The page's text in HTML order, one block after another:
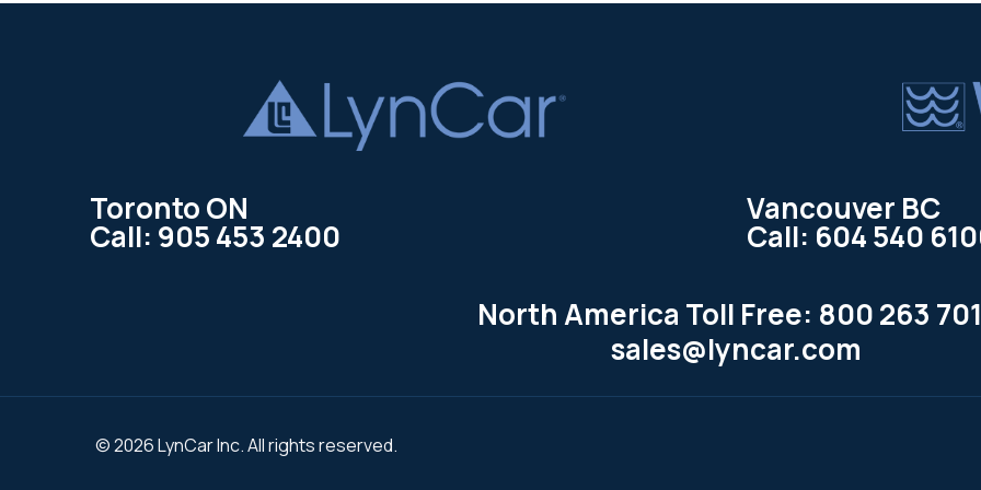
Toronto ON
Call: 905 453 2400
Vancouver BC
Call: 604 540
North America Toll Free: 800 263
sales@lyncar.com
© 2026 LynCar Inc. All rights reserved.